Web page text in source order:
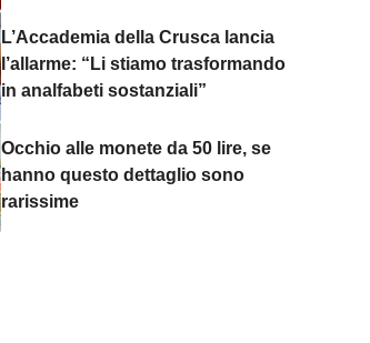
L’Accademia della Crusca lancia
l’allarme: “Li stiamo trasformando
in analfabeti sostanziali”
Occhio alle monete da 50 lire, se
hanno questo dettaglio sono
rarissime